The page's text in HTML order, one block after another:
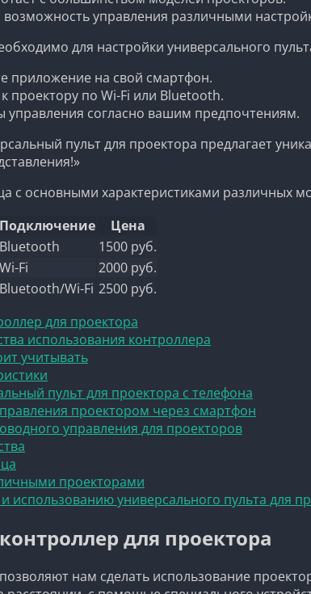
возможность управления различными
для настройки универсального
приложение на свой смартфон.
проектору по Wi-Fi или Bluetooth.
управления согласно вашим предпочтениям.
пульт для проектора предлагает
с основными характеристиками различных
Подключение
Цена
Bluetooth
1500 руб.
Wi-Fi
2000 руб.
Bluetooth/Wi-Fi 2500 руб.
для проектора
использования контроллера
учитывать
пульт для проектора с телефона
проектором через смартфон
управления для проекторов
проекторами
использованию универсального пульта для
для проектора
нам сделать использование